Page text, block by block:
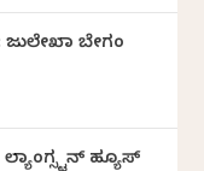
ಬೇಗಂ
ಹ್ಯೂಸ್